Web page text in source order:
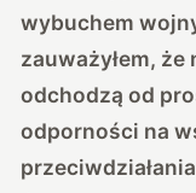
wybuchem
zauważyłem,
odchodzą od
odporności na